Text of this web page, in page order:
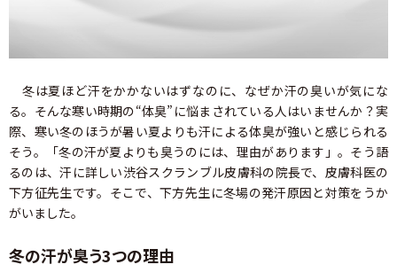
冬は夏ほど汗をかかないはずなのに、なぜか汗の臭いが気にな
る。そんな寒い時期の“体臭”に悩まされている人はいませんか？実
際、寒い冬のほうが暑い夏よりも汗による体臭が強いと感じられる
そう。「冬の汗が夏よりも臭うのには、理由があります」。そう語
るのは、汗に詳しい渋谷スクランブル皮膚科の院長で、皮膚科医の
下方征先生です。そこで、下方先生に冬場の発汗原因と対策をうか
がいました。
冬の汗が臭う3つの理由